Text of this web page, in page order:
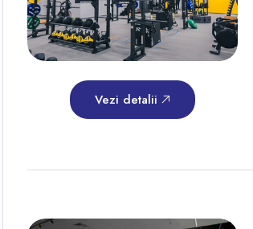
Vezi detalii